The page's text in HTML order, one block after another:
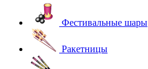
Фестивальные шары
Ракетницы